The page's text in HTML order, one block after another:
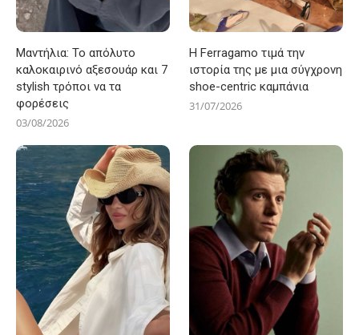
Μαντήλια: Το απόλυτο
καλοκαιρινό αξεσουάρ και 7
stylish τρόποι να τα
φορέσεις
03/08/2026
Η Ferragamo τιμά την
ιστορία της με μια σύγχρονη
shoe-centric καμπάνια
31/07/2026